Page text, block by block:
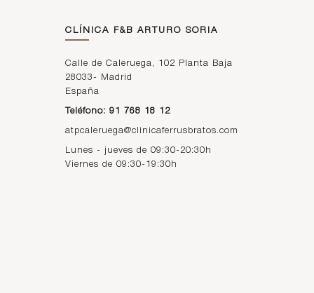
CLÍNICA F&B ARTURO SORIA
Calle de Caleruega, 102 Planta Baja
28033-
Madrid
España
Teléfono: 91 768 18 12
atpcaleruega@clinicaferrusbratos.com
Lunes - jueves de 09:30-20:30h
Viernes de 09:30-19:30h